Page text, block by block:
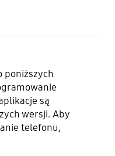
poniższych
są
wersji. Aby
telefonu,